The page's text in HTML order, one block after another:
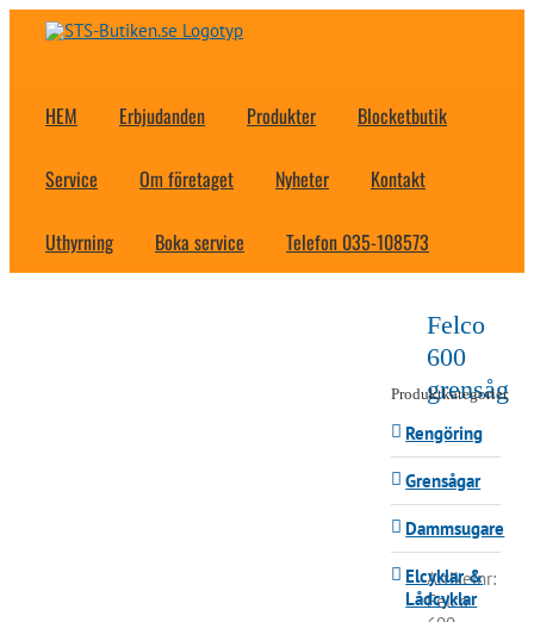
Fortsätt
HEM Erbjudanden Produkter Blocketbutik
Service Om företaget Nyheter Kontakt
Uthyrning Boka service Telefon 035-108573
Felco
600
grensåg
Artikelnr:
Felco
Produktkategorier
Rengöring
Grensågar
Dammsugare
Elcyklar &
Lådcyklar